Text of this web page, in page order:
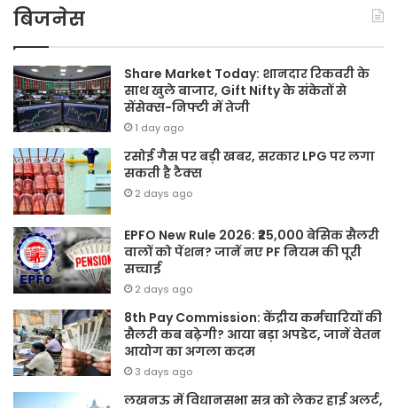
बिजनेस
Share Market Today: शानदार रिकवरी के
साथ खुले बाजार, Gift Nifty के संकेतों से
सेंसेक्स-निफ्टी में तेजी
1 day ago
रसोई गैस पर बड़ी खबर, सरकार LPG पर लगा
सकती है टैक्स
2 days ago
EPFO New Rule 2026: ₹25,000 बेसिक सैलरी
वालों को पेंशन? जानें नए PF नियम की पूरी
सच्चाई
2 days ago
8th Pay Commission: केंद्रीय कर्मचारियों की
सैलरी कब बढ़ेगी? आया बड़ा अपडेट, जानें वेतन
आयोग का अगला कदम
3 days ago
लखनऊ में विधानसभा सत्र को लेकर हाई अलर्ट,